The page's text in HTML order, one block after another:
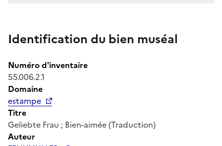
Identification du bien muséal
Numéro d'inventaire
55.006.2.1
Domaine
estampe
Titre
Geliebte Frau ; Bien-aimée (Traduction)
Auteur